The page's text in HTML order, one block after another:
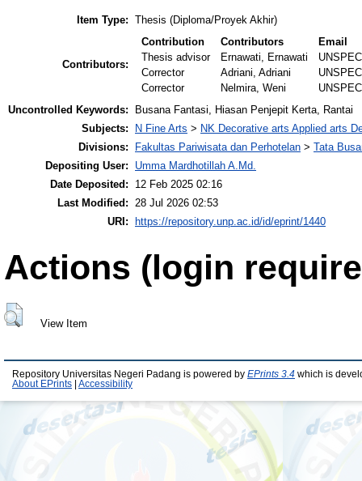
Item Type: Thesis (Diploma/Proyek Akhir)
Contributors:
Contribution Contributors
Email
Thesis advisor
Ernawati, Ernawati
Corrector
Adriani, Adriani
Corrector
Nelmira, Weni
Uncontrolled Keywords:
Busana Fantasi, Hiasan Penjepit Kerta, Rantai
Subjects:
N Fine Arts > NK Decorative arts Applied arts
Divisions:
Fakultas Pariwisata dan Perhotelan > Tata
Depositing User:
Umma Mardhotillah A.Md.
Date Deposited:
12 Feb 2025 02:16
Last Modified: 28 Jul 2026 02:53
URI:
https://repository.unp.ac.id/id/eprint/1440
Actions (login
View Item
Repository Universitas Negeri Padang is powered by EPrints 3.4 which is
About EPrints
Accessibility